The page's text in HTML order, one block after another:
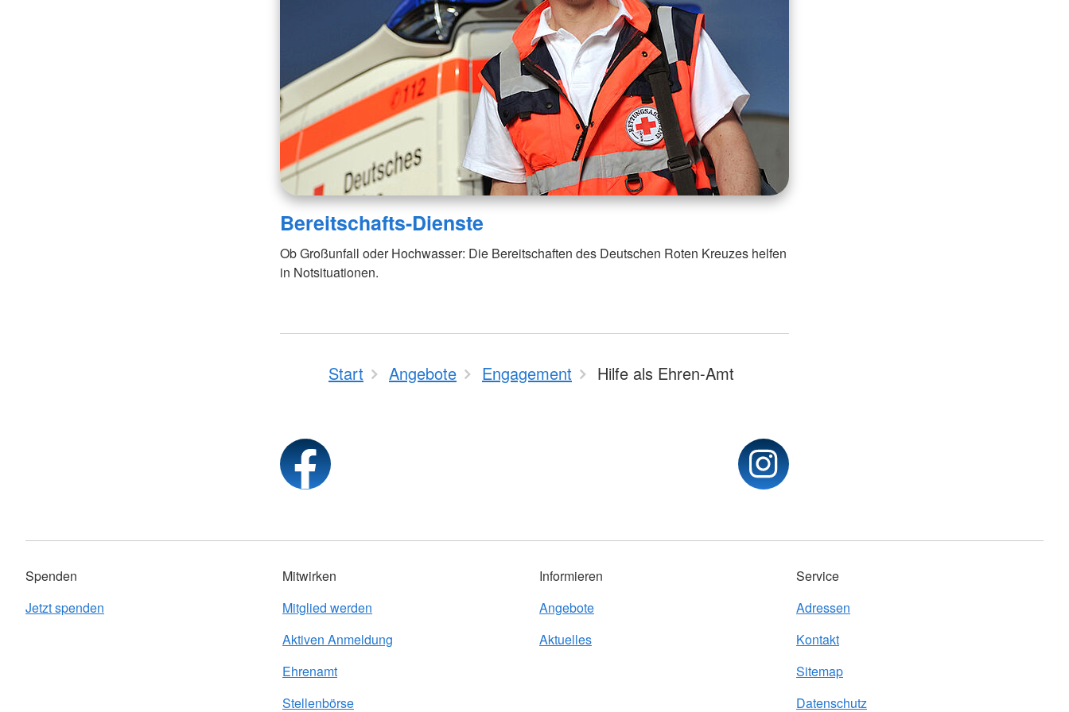
Bereitschafts-Dienste
Ob Großunfall oder Hochwasser: Die Bereitschaften des Deutschen Roten Kreuzes helfen
in Notsituationen.
Start Angebote Engagement Hilfe als Ehren-Amt
Spenden
Jetzt spenden
Mitwirken
Mitglied werden
Aktiven Anmeldung
Ehrenamt
Stellenbörse
Informieren
Angebote
Aktuelles
Service
Adressen
Kontakt
Sitemap
Datenschutz